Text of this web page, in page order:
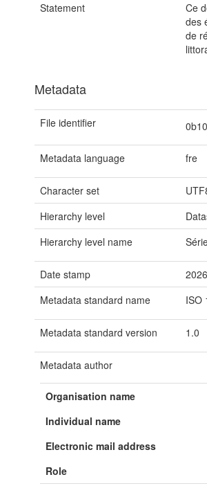
Statement
Ce
des
de
Metadata
File identifier
Metadata language fre
Character set
Hierarchy level
Hierarchy level name
Date stamp
Metadata standard name
ISO
Metadata standard version 1.0
Metadata author
Organisation name
Individual name
Electronic mail address
Role